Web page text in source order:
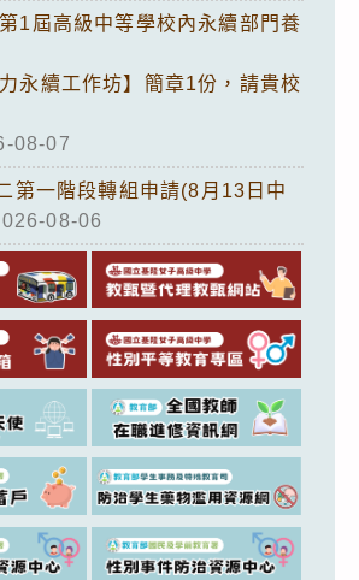
1屆高級中等學校內永續部門養
永續工作坊】簡章1份，請貴校
08-07
第一階段轉組申請(8月13日中
08-06